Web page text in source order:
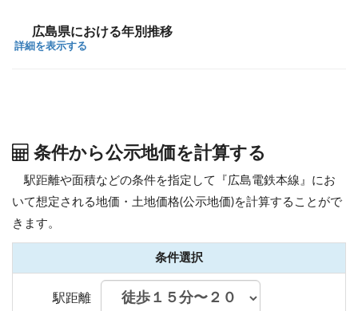
広島県における年別推移
詳細を表示する
条件から公示地価を計算する
駅距離や面積などの条件を指定して『広島電鉄本線』にお
いて想定される地価・土地価格(公示地価)を計算することがで
きます。
条件選択
駅距離